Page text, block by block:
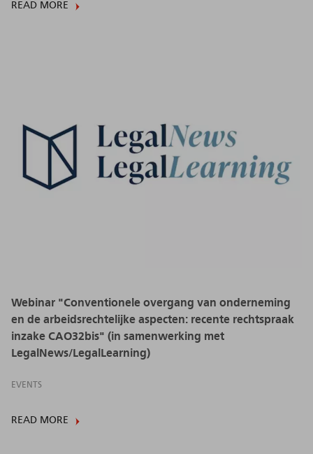
READ MORE
Webinar "Conventionele overgang van onderneming
en de arbeidsrechtelijke aspecten: recente rechtspraak
inzake CAO32bis" (in samenwerking met
LegalNews/LegalLearning)
EVENTS
READ MORE